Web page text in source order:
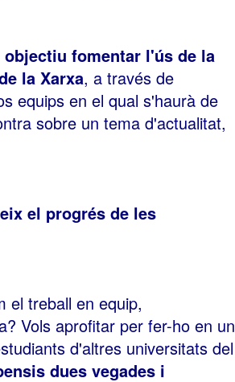
objectiu fomentar l'ús de la
la Xarxa, a través de
equips en el qual s'haurà de
sobre un tema d'actualitat,
el progrés de les
el treball en equip,
Vols aprofitar per fer-ho en un
d'altres universitats del
dues vegades i